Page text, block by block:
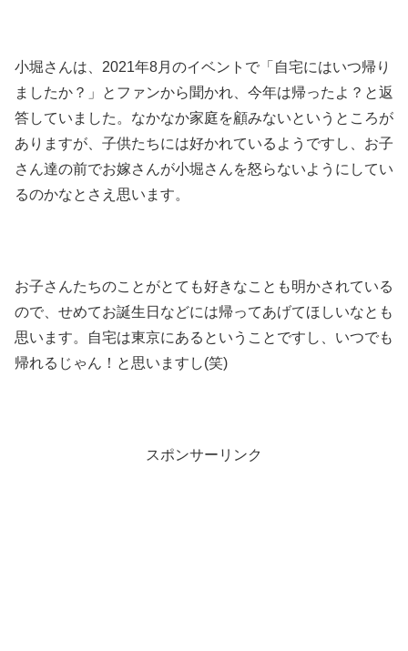
小堀さんは、2021年8月のイベントで「自宅にはいつ帰り
ましたか？」とファンから聞かれ、今年は帰ったよ？と返
答していました。なかなか家庭を顧みないというところが
ありますが、子供たちには好かれているようですし、お子
さん達の前でお嫁さんが小堀さんを怒らないようにしてい
るのかなとさえ思います。
お子さんたちのことがとても好きなことも明かされている
ので、せめてお誕生日などには帰ってあげてほしいなとも
思います。自宅は東京にあるということですし、いつでも
帰れるじゃん！と思いますし(笑)
スポンサーリンク